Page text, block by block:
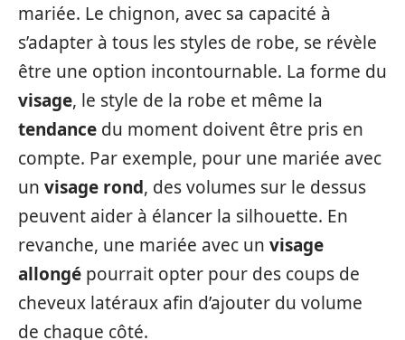
mariée. Le chignon, avec sa capacité à
s’adapter à tous les styles de robe, se révèle
être une option incontournable. La forme du
visage, le style de la robe et même la
tendance du moment doivent être pris en
compte. Par exemple, pour une mariée avec
un visage rond, des volumes sur le dessus
peuvent aider à élancer la silhouette. En
revanche, une mariée avec un visage
allongé pourrait opter pour des coups de
cheveux latéraux afin d’ajouter du volume
de chaque côté.